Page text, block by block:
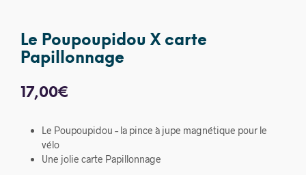
Le Poupoupidou X carte
Papillonnage
17,00€
Le Poupoupidou – la pince à jupe magnétique pour le
vélo
Une jolie carte Papillonnage